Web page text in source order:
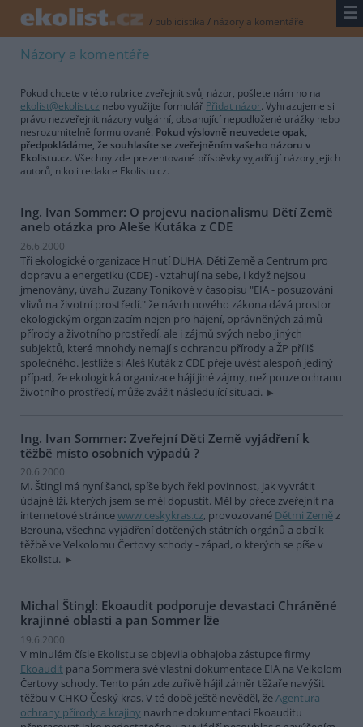
/ publicistika / názory a komentáře ☰
Názory a komentáře
Pokud chcete v této rubrice zveřejnit svůj názor, pošlete nám ho na
ekolist@ekolist.cz nebo využijte formulář Přidat názor. Vyhrazujeme si
právo nezveřejnit názory vulgární, obsahující nepodložené urážky nebo
nesrozumitelně formulované. Pokud výslovně neuvedete opak,
předpokládáme, že souhlasíte se zveřejněním vašeho názoru v
Ekolistu.cz. Všechny zde prezentované příspěvky vyjadřují názory jejich
autorů, nikoli redakce Ekolistu.cz.
Ing. Ivan Sommer: O projevu nacionalismu Dětí Země
aneb otázka pro Aleše Kutáka z CDE
26.6.2000
Tři ekologické organizace Hnutí DUHA, Děti Země a Centrum pro
dopravu a energetiku (CDE) - vztahují na sebe, i když nejsou
jmenovány, úvahu Zuzany Tonikové v časopisu "EIA - posuzování
vlivů na životní prostředí." že návrh nového zákona dává prostor
ekologickým organizacím nejen pro hájení, oprávněných zájmů
přírody a životního prostředí, ale i zájmů svých nebo jiných
subjektů, které mnohdy nemají s ochranou přírody a ŽP příliš
společného. Jestliže si Aleš Kuták z CDE přeje uvést alespoň jediný
případ, že ekologická organizace hájí jiné zájmy, než pouze ochranu
životního prostředí, může zvážit následující situaci.
Ing. Ivan Sommer: Zveřejní Děti Země vyjádření k
těžbě místo osobních výpadů ?
20.6.2000
M. Štingl má nyní šanci, spíše bych řekl povinnost, jak vyvrátit
údajné lži, kterých jsem se měl dopustit. Měl by přece zveřejnit na
internetové stráncewww.ceskykras.cz, provozované Dětmi Zeměz
Berouna, všechna vyjádření dotčených státních orgánů a obcí k
těžbě ve Velkolomu Čertovy schody - západ, o kterých se píše v
Ekolistu.
Michal Štingl: Ekoaudit podporuje devastaci Chráněné
krajinné oblasti a pan Sommer lže
19.6.2000
V minulém čísle Ekolistu se objevila obhajoba zástupce firmy
Ekoaudit pana Sommera své vlastní dokumentace EIA na Velkolom
Čertovy schody. Tento pán zde zuřivě hájil záměr těžaře navýšit
těžbu v CHKO Český kras. V té době ještě nevěděl, žeAgentura
ochrany přírody a krajiny navrhne dokumentaci Ekoauditu